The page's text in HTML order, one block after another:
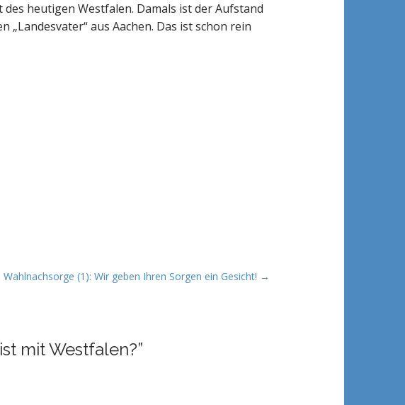
des heutigen Westfalen. Damals ist der Aufstand
aus Aachen. Das ist schon rein
Wahlnachsorge (1): Wir geben Ihren Sorgen ein Gesicht! →
mit Westfalen?”